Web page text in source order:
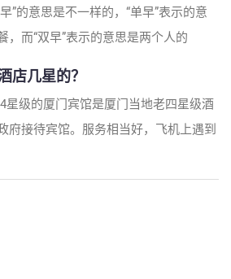
早”的意思是不一样的，“单早”表示的意
，而“双早”表示的意思是两个人的
店几星的？
星级的厦门宾馆是厦门当地老四星级酒
府接待宾馆。服务相当好，飞机上遇到